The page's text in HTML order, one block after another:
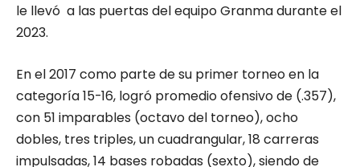
le llevó a las puertas del equipo Granma durante el
2023.
En el 2017 como parte de su primer torneo en la
categoría 15-16, logró promedio ofensivo de (.357),
con 51 imparables (octavo del torneo), ocho
dobles, tres triples, un cuadrangular, 18 carreras
impulsadas, 14 bases robadas (sexto), siendo de